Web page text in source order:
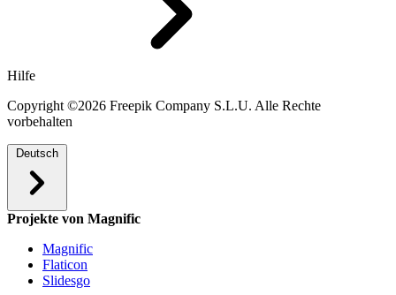
Hilfe
Copyright ©2026 Freepik Company S.L.U. Alle Rechte
vorbehalten
Deutsch
Projekte von Magnific
Magnific
Flaticon
Slidesgo